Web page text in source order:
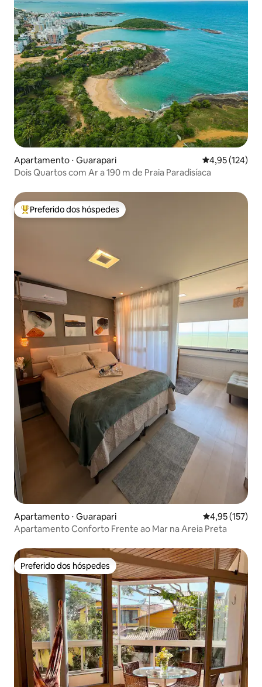
Apartamento ⋅ Guarapari 4,95 de uma
4,95 (124)
Dois Quartos com Ar a 190 m de Praia Paradisíaca
Entre os melhores preferidos dos hóspedes
Preferido dos hóspedes
Apartamento ⋅ Guarapari 4,95 de uma
4,95 (157)
Apartamento Conforto Frente ao Mar na Areia Preta
Preferido dos hóspedes
Preferido dos hóspedes